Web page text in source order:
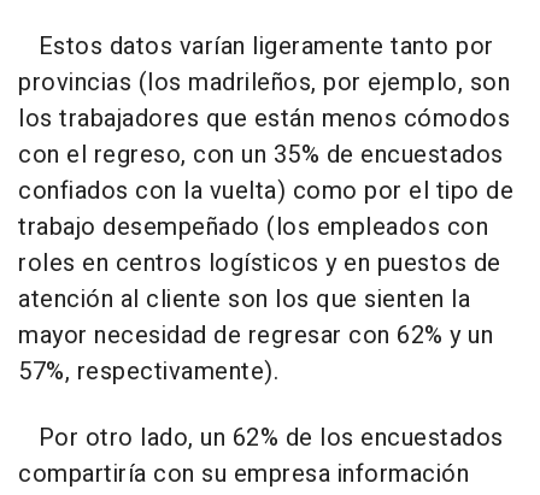
Estos datos varían ligeramente tanto por
provincias (los madrileños, por ejemplo, son
los trabajadores que están menos cómodos
con el regreso, con un 35% de encuestados
confiados con la vuelta) como por el tipo de
trabajo desempeñado (los empleados con
roles en centros logísticos y en puestos de
atención al cliente son los que sienten la
mayor necesidad de regresar con 62% y un
57%, respectivamente).
Por otro lado, un 62% de los encuestados
compartiría con su empresa información